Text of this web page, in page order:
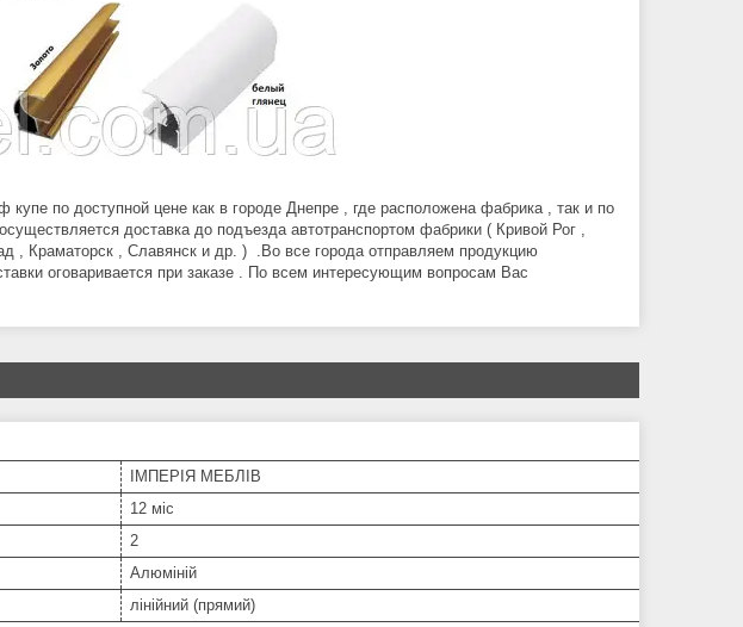
по доступной цене как в городе Днепре , где расположена фабрика , так и по
доставка до подъезда автотранспортом фабрики ( Кривой Рог ,
, Краматорск , Славянск и др. ) .Во все города отправляем продукцию
оговаривается при заказе . По всем интересующим вопросам Вас
ІМПЕРІЯ МЕБЛІВ
12 міс
2
Алюміній
лінійний (прямий)